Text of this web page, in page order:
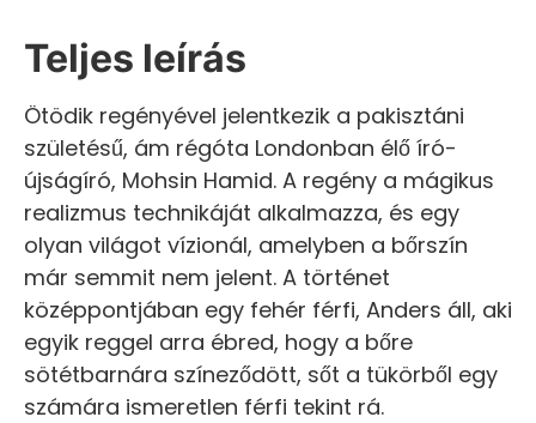
Teljes leírás
Ötödik regényével jelentkezik a pakisztáni
születésű, ám régóta Londonban élő író-
újságíró, Mohsin Hamid. A regény a mágikus
realizmus technikáját alkalmazza, és egy
olyan világot vízionál, amelyben a bőrszín
már semmit nem jelent. A történet
középpontjában egy fehér férfi, Anders áll, aki
egyik reggel arra ébred, hogy a bőre
sötétbarnára színeződött, sőt a tükörből egy
számára ismeretlen férfi tekint rá.